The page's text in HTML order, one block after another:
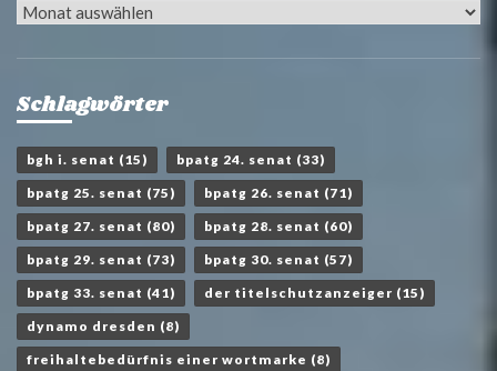
Archiv
Schlagwörter
bgh i. senat (15) bpatg 24. senat (33)
bpatg 25. senat (75) bpatg 26. senat (71)
bpatg 27. senat (80) bpatg 28. senat (60)
bpatg 29. senat (73) bpatg 30. senat (57)
bpatg 33. senat (41) der titelschutzanzeiger (15)
dynamo dresden (8)
freihaltebedürfnis einer wortmarke (8)